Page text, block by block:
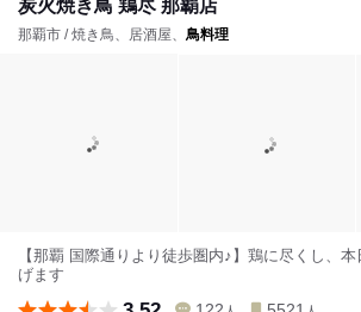
炭火焼き鳥 鶏尽 那覇店
那覇市 / 焼き鳥、居酒屋、 鳥料理
【那覇 国際通りより徒歩圏内♪】鶏に尽くし、
げます